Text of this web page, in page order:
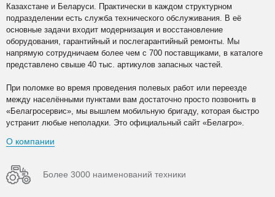
Казахстане и Беларуси. Практически в каждом структурном
подразделении есть служба технического обслуживания. В её
основные задачи входит модернизация и восстановление
оборудования, гарантийный и послегарантийный ремонты. Мы
напрямую сотрудничаем более чем с 700 поставщиками, в каталоге
представлено свыше 40 тыс. артикулов запасных частей.
При поломке во время проведения полевых работ или переезде
между населёнными пунктами вам достаточно просто позвонить в
«Белагросервис», мы вышлем мобильную бригаду, которая быстро
устранит любые неполадки. Это официальный сайт «Белагро».
О компании
Более 3000 наименований техники